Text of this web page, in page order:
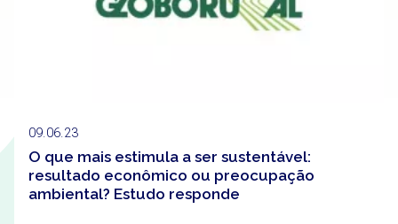
09.06.23
O que mais estimula a ser sustentável:
resultado econômico ou preocupação
ambiental? Estudo responde